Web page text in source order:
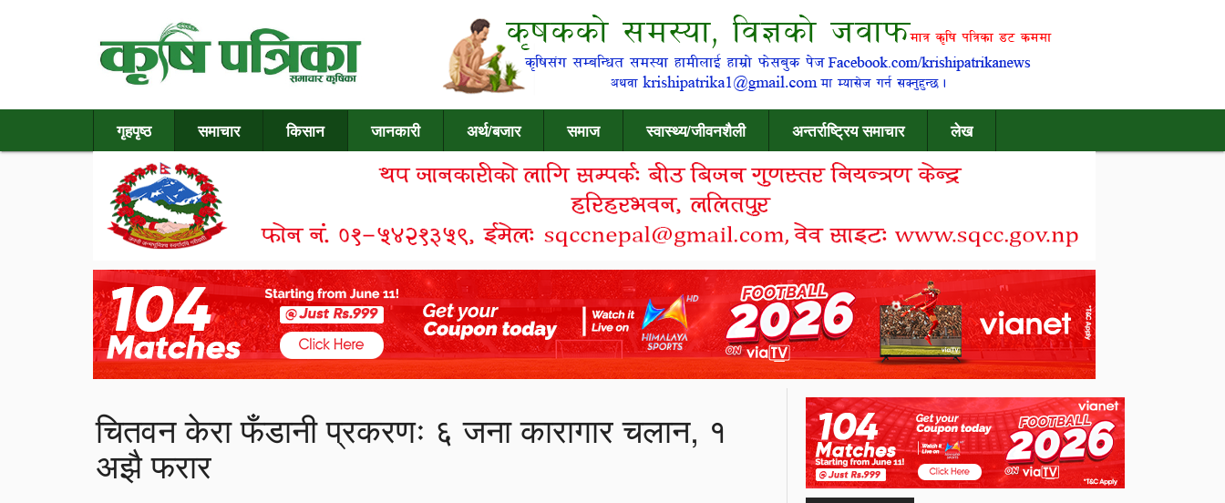
गृहपृष्ठ समाचार किसान जानकारी अर्थ/बजार समाज स्वास्थ्य/जीवनशैली अन्तर्राष्ट्रिय समाचार लेख
चितवन केरा फँडानी प्रकरणः ६ जना कारागार चलान, १
अझै फरार